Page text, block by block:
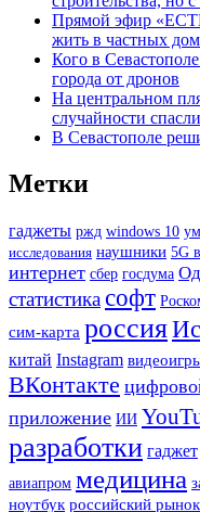
Прямой эфир
жить в частных
Кого в
города от дронов
На центральном
случайности
В Севастополе
Метки
гаджеты ржд windows 10
исследования наушники 5G
интернет сбер госдума
статистикасофт
сим-карта россия
китай Instagram
ВКонтакте
приложение ИИ
разработки гаджет
авиапром медицина
ноутбук российский